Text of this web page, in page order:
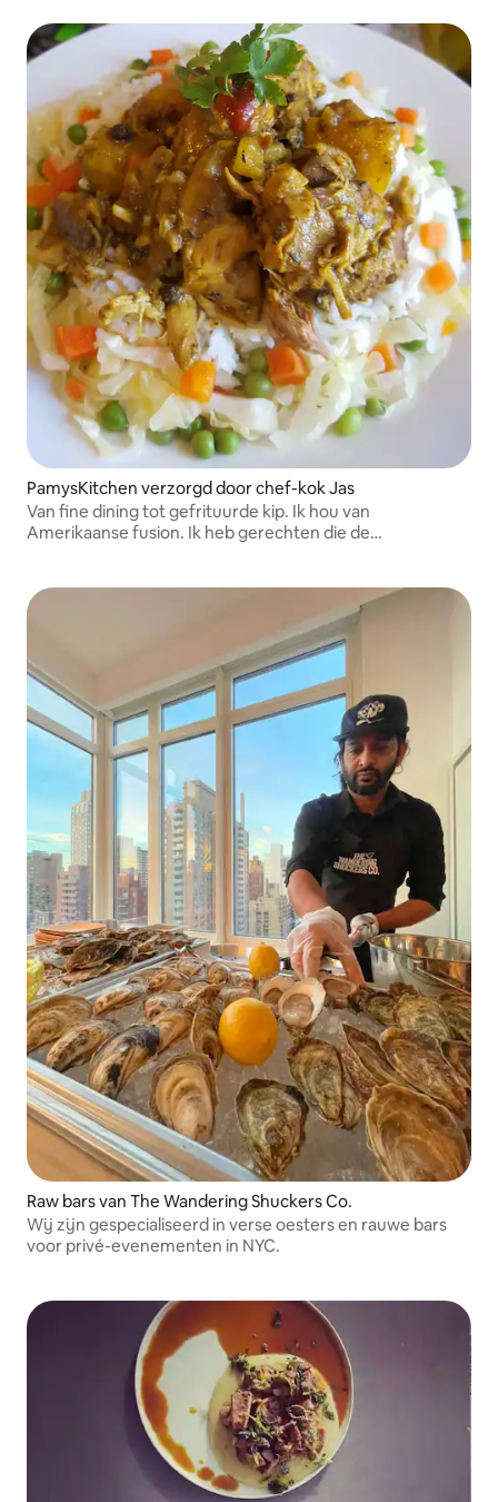
PamysKitchen verzorgd door chef-kok Jas
Van fine dining tot gefrituurde kip. Ik hou van
Amerikaanse fusion. Ik heb gerechten die de
zuidelijk, Frans, Indiaas, Aziatisch
Raw bars van The Wandering Shuckers Co.
Wij zijn gespecialiseerd in verse oesters en rauwe bars
voor privé-evenementen in NYC.